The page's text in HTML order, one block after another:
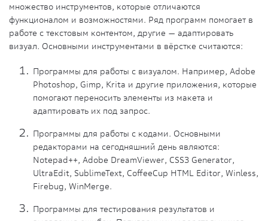
множество инструментов, которые отличаются
функционалом и возможностями. Ряд программ помогает в
работе с текстовым контентом, другие — адаптировать
визуал. Основными инструментами в вёрстке считаются:
Программы для работы с визуалом. Например, Adobe
Photoshop, Gimp, Krita и другие приложения, которые
помогают переносить элементы из макета и
адаптировать их под запрос.
Программы для работы с кодами. Основными
редакторами на сегодняшний день являются:
Notepad++, Adobe DreamViewer, CSS3 Generator,
UltraEdit, SublimeText, CoffeeCup HTML Editor, Winless,
Firebug, WinMerge.
Программы для тестирования результатов и